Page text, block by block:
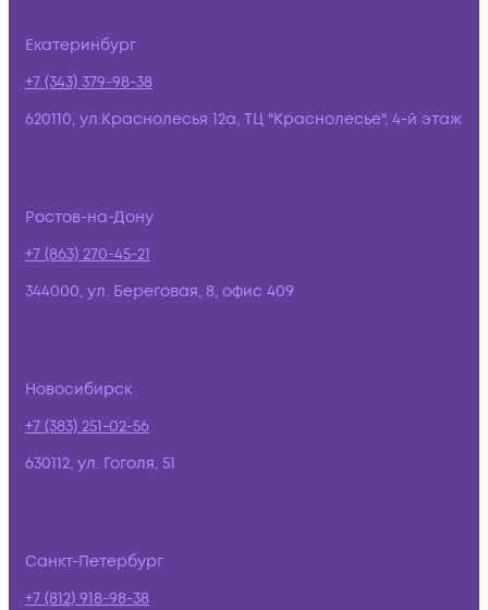
Екатеринбург
+7 (343) 379-98-38
620110, ул.Краснолесья 12а, ТЦ "Краснолесье", 4-й этаж
Ростов-на-Дону
+7 (863) 270-45-21
344000, ул. Береговая, 8, офис 409
Новосибирск
+7 (383) 251-02-56
630112, ул. Гоголя, 51
Санкт-Петербург
+7 (812) 918-98-38